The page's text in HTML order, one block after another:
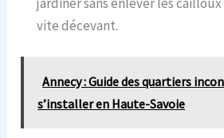
vite décevant.
Annecy : Guide des quartiers
s’installer en Haute-Savoie